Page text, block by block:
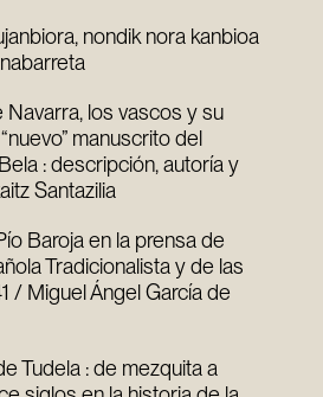
nondik nora kanbioa
Navarra, los vascos y su
manuscrito del
: descripción, autoría y
Santazilia
Baroja en la prensa de
Tradicionalista y de las
/ Miguel Ángel García de
Tudela : de mezquita a